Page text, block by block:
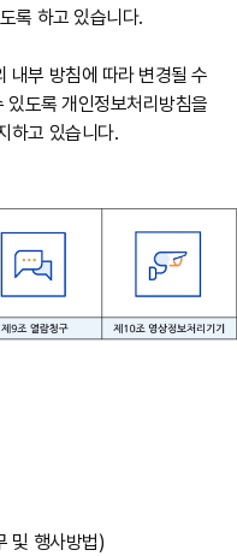
록 하고 있습니다.
내부 방침에 따라 변경될 수
있도록 개인정보처리방침을
하고 있습니다.
및 행사방법)